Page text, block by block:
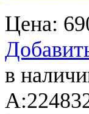
Цена:
в